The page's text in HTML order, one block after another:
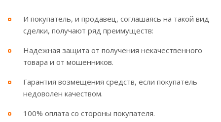
И покупатель, и продавец, соглашаясь на такой вид
сделки, получают ряд преимуществ:
Надежная защита от получения некачественного
товара и от мошенников.
Гарантия возмещения средств, если покупатель
недоволен качеством.
100% оплата со стороны покупателя.